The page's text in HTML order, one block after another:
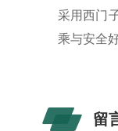
采用西门
乘与安全
留